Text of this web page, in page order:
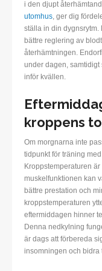
i den djupt
utomhus, ger dig
ställa in din
bättre reglering av
återhämtningen.
under dagen, samtidigt
inför kvällen.
kroppens
Om morgnarna inte
tidpunkt för träning
Kroppstemperaturen
muskelfunktionen kan
bättre prestation och
kroppstemperaturen
eftermiddagen hinner
Denna nedkylning
är dags att förbereda
insomningen och bidra